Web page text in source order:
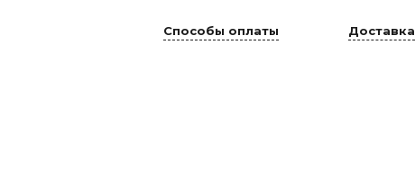
Способы оплаты Доставка